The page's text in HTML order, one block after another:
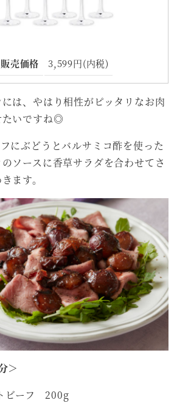
販売価格 3,599円(内税)
は、やはり相性がピッタリなお肉
たいですね◎
にぶどうとバルサミコ酢を使った
ソースに香草サラダを合わせてさ
ます。
＞
ビーフ 200g